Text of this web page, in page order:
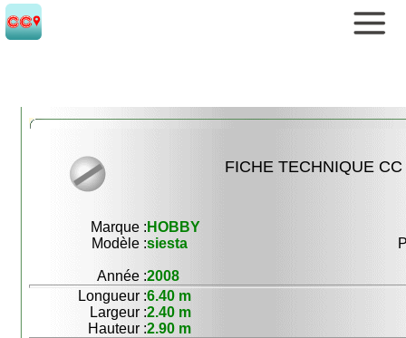
FICHE TECHNIQUE CC
Marque : HOBBY
Modèle :siesta
Année :2008
Longueur :6.40 m
Largeur :2.40 m
Hauteur :2.90 m